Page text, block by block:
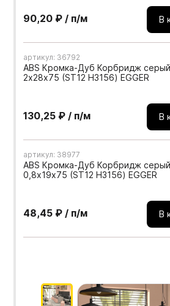
90,20 ₽ / п/м В
артикул: 36792
ABS Кромка-Дуб Корбридж серый
2х28х75 (ST12 H3156) EGGER
130,25 ₽ / п/м В
артикул: 38977
ABS Кромка-Дуб Корбридж серый
0,8х19х75 (ST12 H3156) EGGER
48,45 ₽ / п/м В